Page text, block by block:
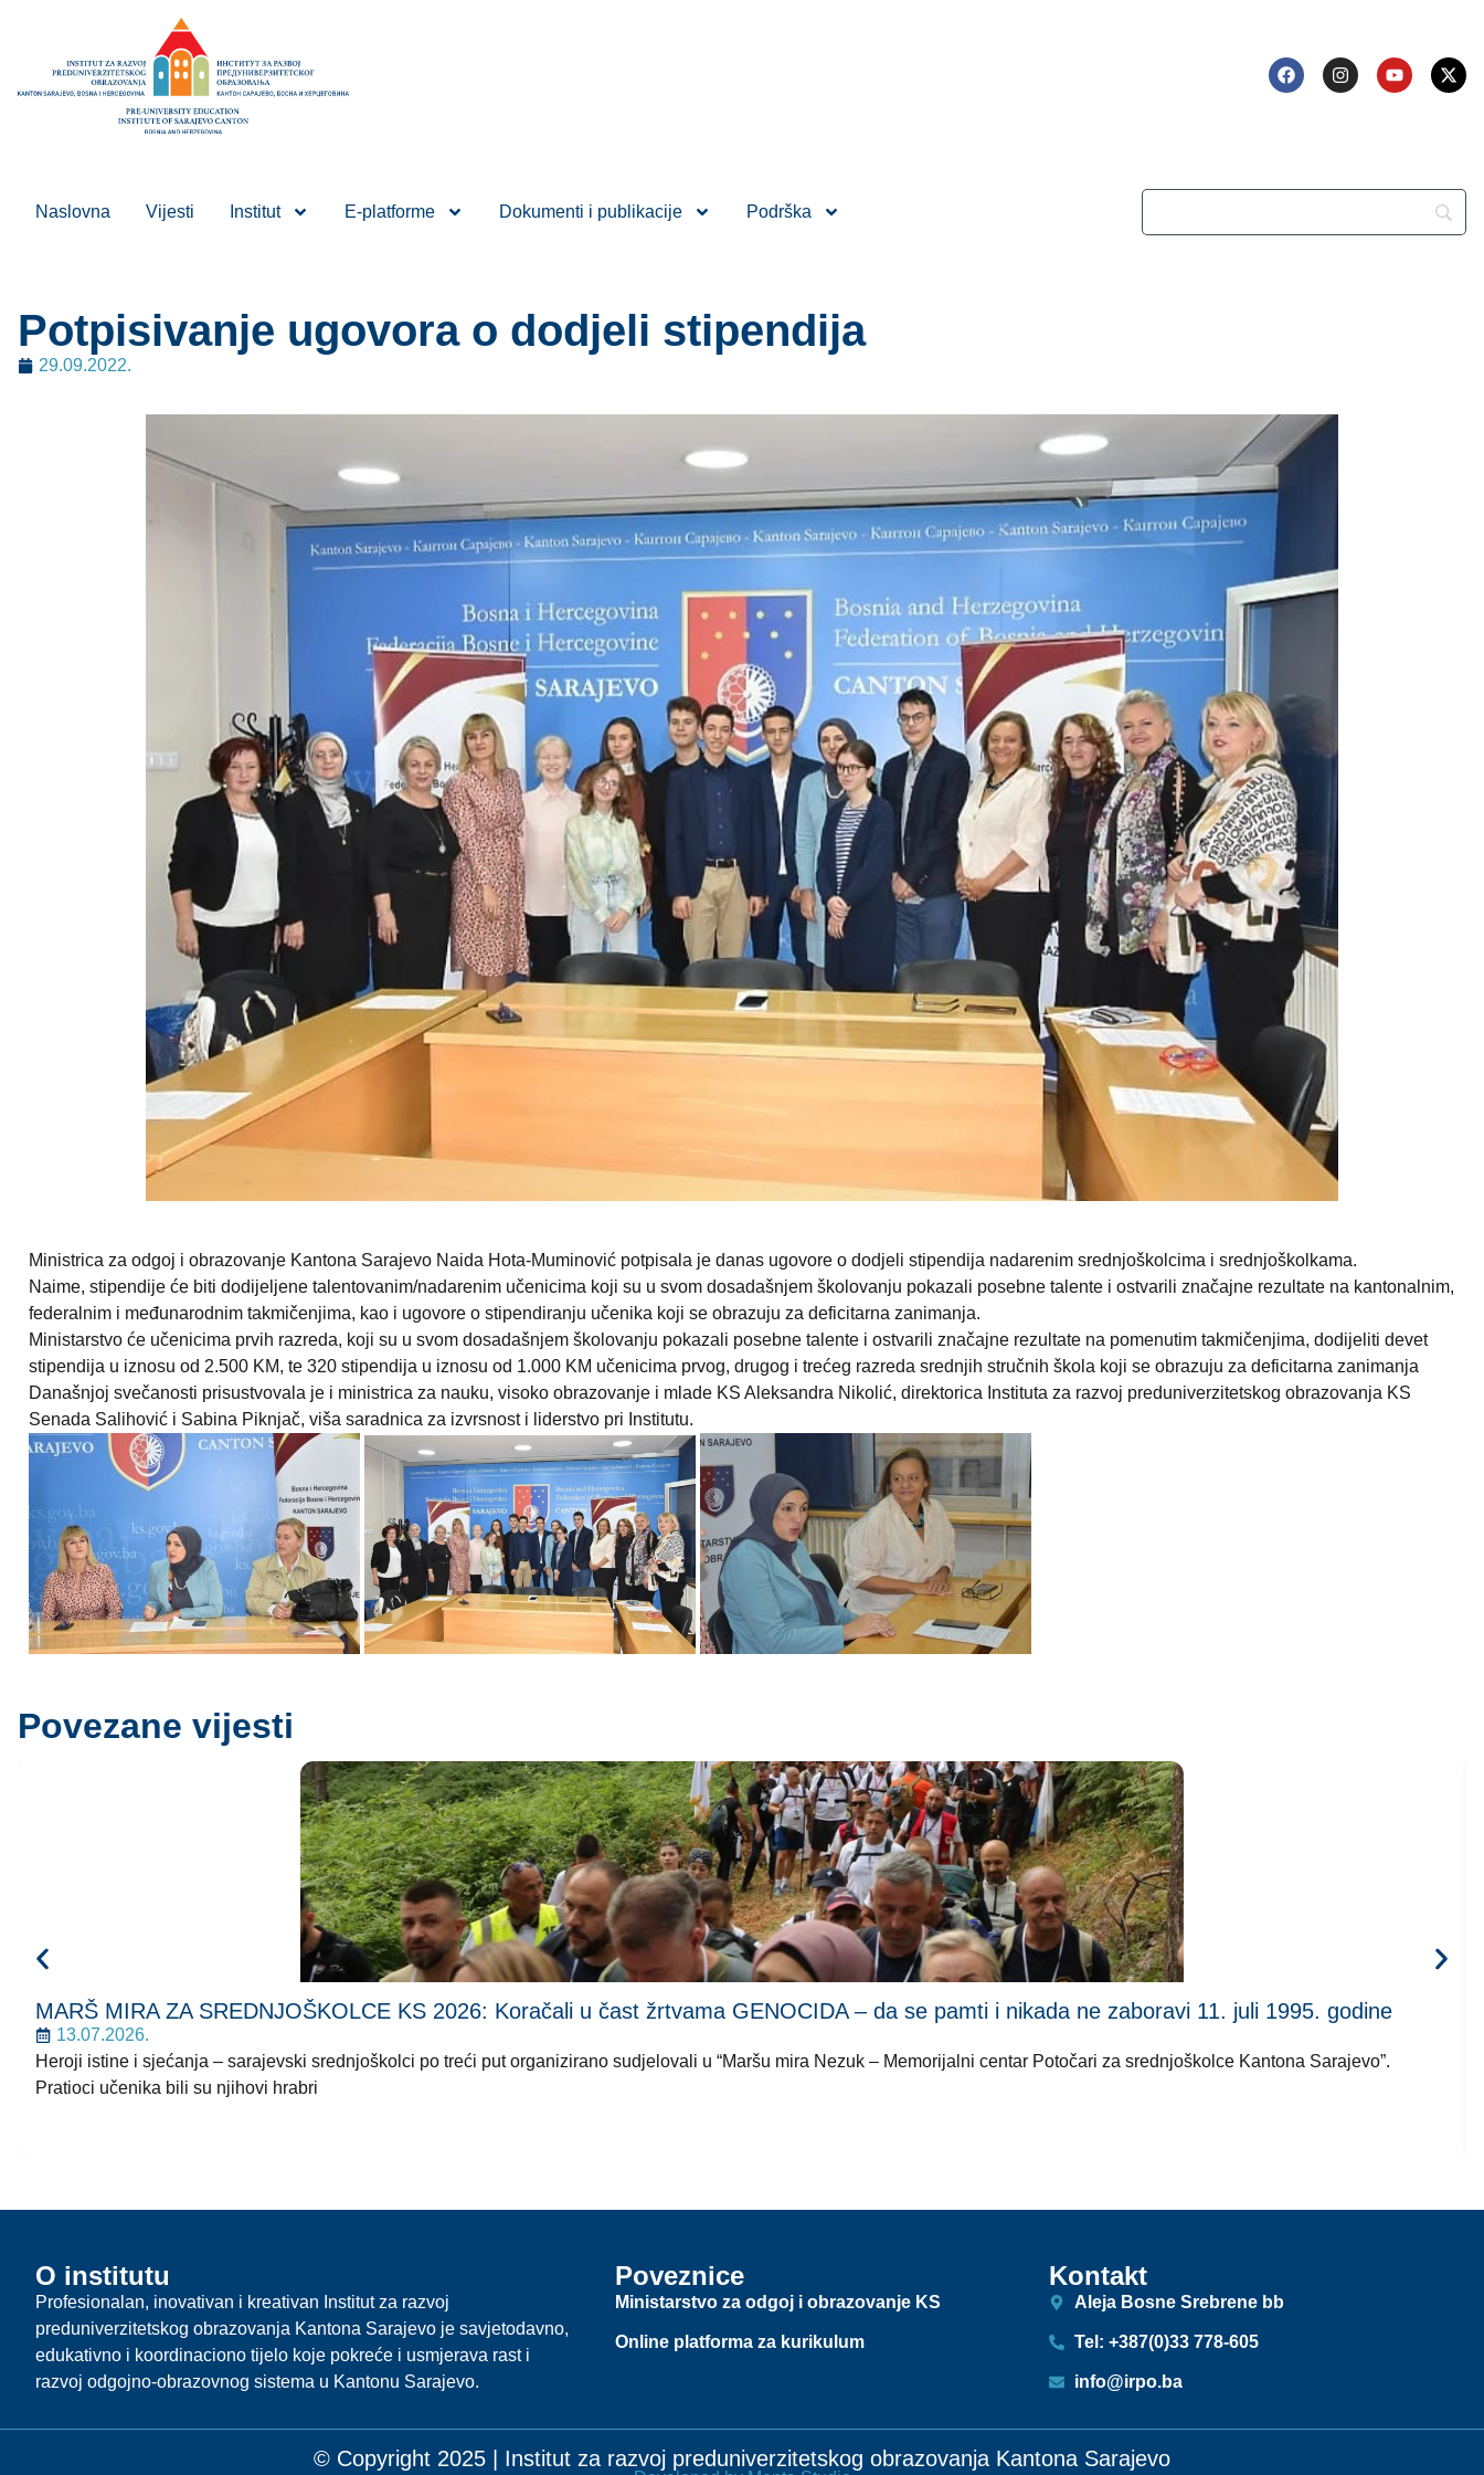
Naslovna Vijesti Institut E-platforme Dokumenti i publikacije Podrška
Potpisivanje ugovora o dodjeli stipendija
29.09.2022.
Ministrica za odgoj i obrazovanje Kantona Sarajevo Naida Hota-Muminović potpisala je danas ugovore o dodjeli stipendija nadarenim srednjoškolcima i srednjoškolkama.
Naime, stipendije će biti dodijeljene talentovanim/nadarenim učenicima koji su u svom dosadašnjem školovanju pokazali posebne talente i ostvarili značajne rezultate na kantonalnim,
federalnim i međunarodnim takmičenjima, kao i ugovore o stipendiranju učenika koji se obrazuju za deficitarna zanimanja.
Ministarstvo će učenicima prvih razreda, koji su u svom dosadašnjem školovanju pokazali posebne talente i ostvarili značajne rezultate na pomenutim takmičenjima, dodijeliti devet
stipendija u iznosu od 2.500 KM, te 320 stipendija u iznosu od 1.000 KM učenicima prvog, drugog i trećeg razreda srednjih stručnih škola koji se obrazuju za deficitarna zanimanja
Današnjoj svečanosti prisustvovala je i ministrica za nauku, visoko obrazovanje i mlade KS Aleksandra Nikolić, direktorica Instituta za razvoj preduniverzitetskog obrazovanja KS
Senada Salihović i Sabina Piknjač, viša saradnica za izvrsnost i liderstvo pri Institutu.
Povezane vijesti
MARŠ MIRA ZA SREDNJOŠKOLCE KS 2026: Koračali u čast žrtvama GENOCIDA – da se pamti i nikada ne zaboravi 11. juli 1995. godine
13.07.2026.
Heroji istine i sjećanja – sarajevski srednjoškolci po treći put organizirano sudjelovali u “Maršu mira Nezuk – Memorijalni centar Potočari za srednjoškolce Kantona Sarajevo”.
Pratioci učenika bili su njihovi hrabri
O institutu
Profesionalan, inovativan i kreativan Institut za razvoj
preduniverzitetskog obrazovanja Kantona Sarajevo je savjetodavno,
edukativno i koordinaciono tijelo koje pokreće i usmjerava rast i
razvoj odgojno-obrazovnog sistema u Kantonu Sarajevo.
Poveznice
Ministarstvo za odgoj i obrazovanje KS
Online platforma za kurikulum
Kontakt
Aleja Bosne Srebrene bb
Tel: +387(0)33 778-605
info@irpo.ba
© Copyright 2025 | Institut za razvoj preduniverzitetskog obrazovanja Kantona Sarajevo